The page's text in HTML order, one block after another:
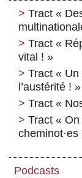
Tract «
Tract «
vital ! »
Tract «
l’austérité ! »
Tract «
Tract «
cheminot·es
Podcasts